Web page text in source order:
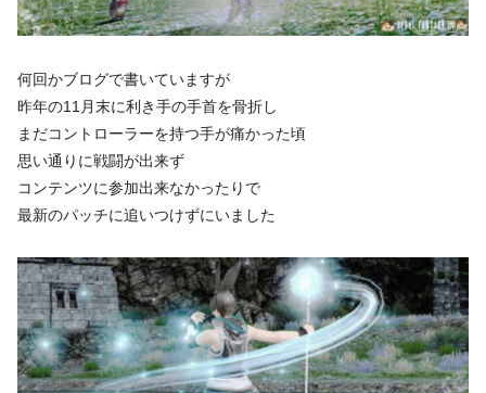
何回かブログで書いていますが
昨年の11月末に利き手の手首を骨折し
まだコントローラーを持つ手が痛かった頃
思い通りに戦闘が出来ず
コンテンツに参加出来なかったりで
最新のパッチに追いつけずにいました